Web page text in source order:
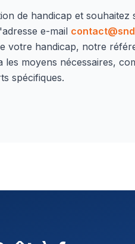
de handicap et
e-mail
votre handicap, notre
moyens nécessaires,
spécifiques.